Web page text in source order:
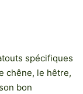
spécifiques
chêne, le hêtre,
bon